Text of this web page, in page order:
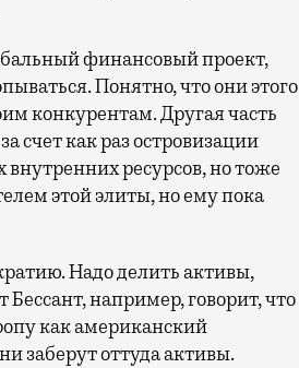
финансовый проект,
Понятно, что они этого
конкурентам. Другая часть
счет как раз островизации
внутренних ресурсов, но тоже
этой элиты, но ему пока
Надо делить активы,
например, говорит, что
как американский
заберут оттуда активы.